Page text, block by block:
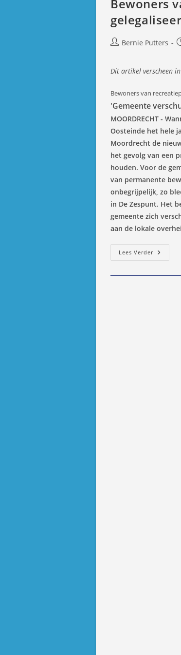
Bewoners
BerichtBernie Putters
Dit artikel verscheen
Bewoners van
'Gemeente
MOORDRECHT -
Oosteinde het hele
Moordrecht de
het gevolg van een
houden. Voor de
van permanente
onbegrijpelijk, zo
in De Zespunt. Het
gemeente zich
aan de lokale
Lees Verder